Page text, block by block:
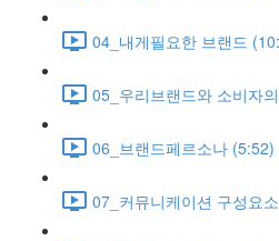
04_내게필요한 브랜드
05_우리브랜드와 소비자
06_브랜드페르소나 (5:52)
07_커뮤니케이션 구성요